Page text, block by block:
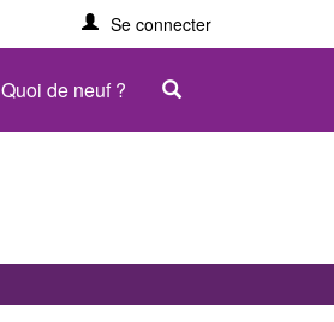
Se connecter
Quoi de neuf ?